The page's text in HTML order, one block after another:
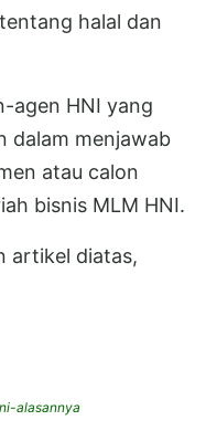
halal dan
agen HNI yang
dalam menjawab
atau calon
bisnis MLM HNI.
artikel diatas,
alasannya